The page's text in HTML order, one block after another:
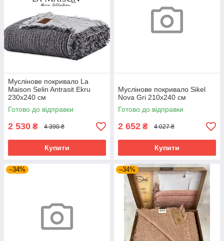
Муслінове покривало La
Maison Selin Antrasit Ekru
230х240 см
Готово до відправки
2 530 ₴ 4 390 ₴
Купити
Муслінове покривало Sikel
Nova Gri 210х240 см
Готово до відправки
2 652 ₴ 4 027 ₴
Купити
–34% –34%